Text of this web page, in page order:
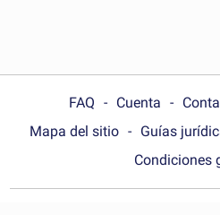
FAQ Cuenta
Mapa del sitio
Guías
Condiciones